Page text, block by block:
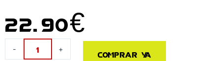
22.90€
- + Comprar ya